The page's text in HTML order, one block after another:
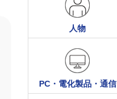
人物
PC・電化製品・通信